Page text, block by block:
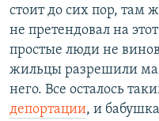
стоит до сих пор, там
не претендовал на
простые люди не
жильцы разрешили
него. Все осталось
депортации, и